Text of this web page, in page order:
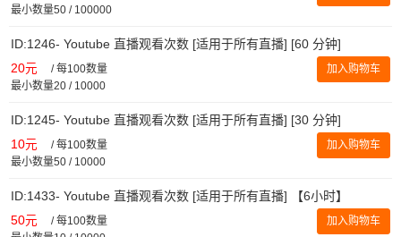
最小数量50 / 100000
ID:1246- Youtube 直播观看次数 [适用于所有直播] [60 分钟]
20元 /每100数量
最小数量20 / 10000
加入购物车
ID:1245- Youtube 直播观看次数 [适用于所有直播] [30 分钟]
10元 /每100数量
最小数量50 / 10000
加入购物车
ID:1433- Youtube 直播观看次数 [适用于所有直播] 【6小时】
50元 /每100数量
加入购物车